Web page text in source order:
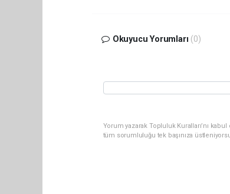
Okuyucu Yorumları (0)
Yorum yazarak Topluluk Kuralları’nı
tüm sorumluluğu tek başınıza